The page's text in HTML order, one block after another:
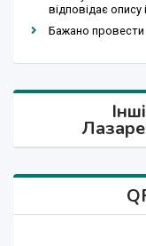
відповідає
Бажано провести